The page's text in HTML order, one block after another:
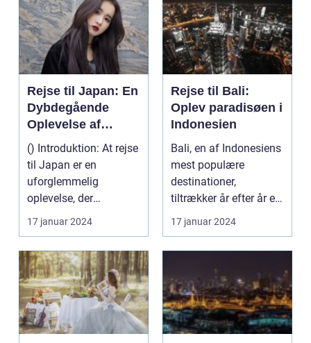
Rejse til Japan: En
Dybdegående
Oplevelse af
Kultur og Historie
() Introduktion: At rejse
til Japan er en
uforglemmelig
oplevelse, der
tilfredsstiller enhver
eventy...
17 januar 2024
Rejse til Bali:
Oplev paradisøen i
Indonesien
Bali, en af Indonesiens
mest populære
destinationer,
tiltrækker år efter år et
utal af rejsende og e...
17 januar 2024